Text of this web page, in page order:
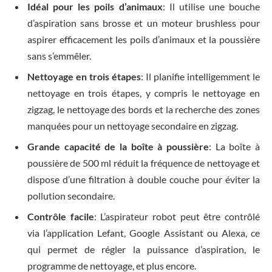
Idéal pour les poils d’animaux: Il utilise une bouche
d’aspiration sans brosse et un moteur brushless pour
aspirer efficacement les poils d’animaux et la poussière
sans s’emmêler.
Nettoyage en trois étapes: Il planifie intelligemment le
nettoyage en trois étapes, y compris le nettoyage en
zigzag, le nettoyage des bords et la recherche des zones
manquées pour un nettoyage secondaire en zigzag.
Grande capacité de la boîte à poussière: La boîte à
poussière de 500 ml réduit la fréquence de nettoyage et
dispose d’une filtration à double couche pour éviter la
pollution secondaire.
Contrôle facile: L’aspirateur robot peut être contrôlé
via l’application Lefant, Google Assistant ou Alexa, ce
qui permet de régler la puissance d’aspiration, le
programme de nettoyage, et plus encore.